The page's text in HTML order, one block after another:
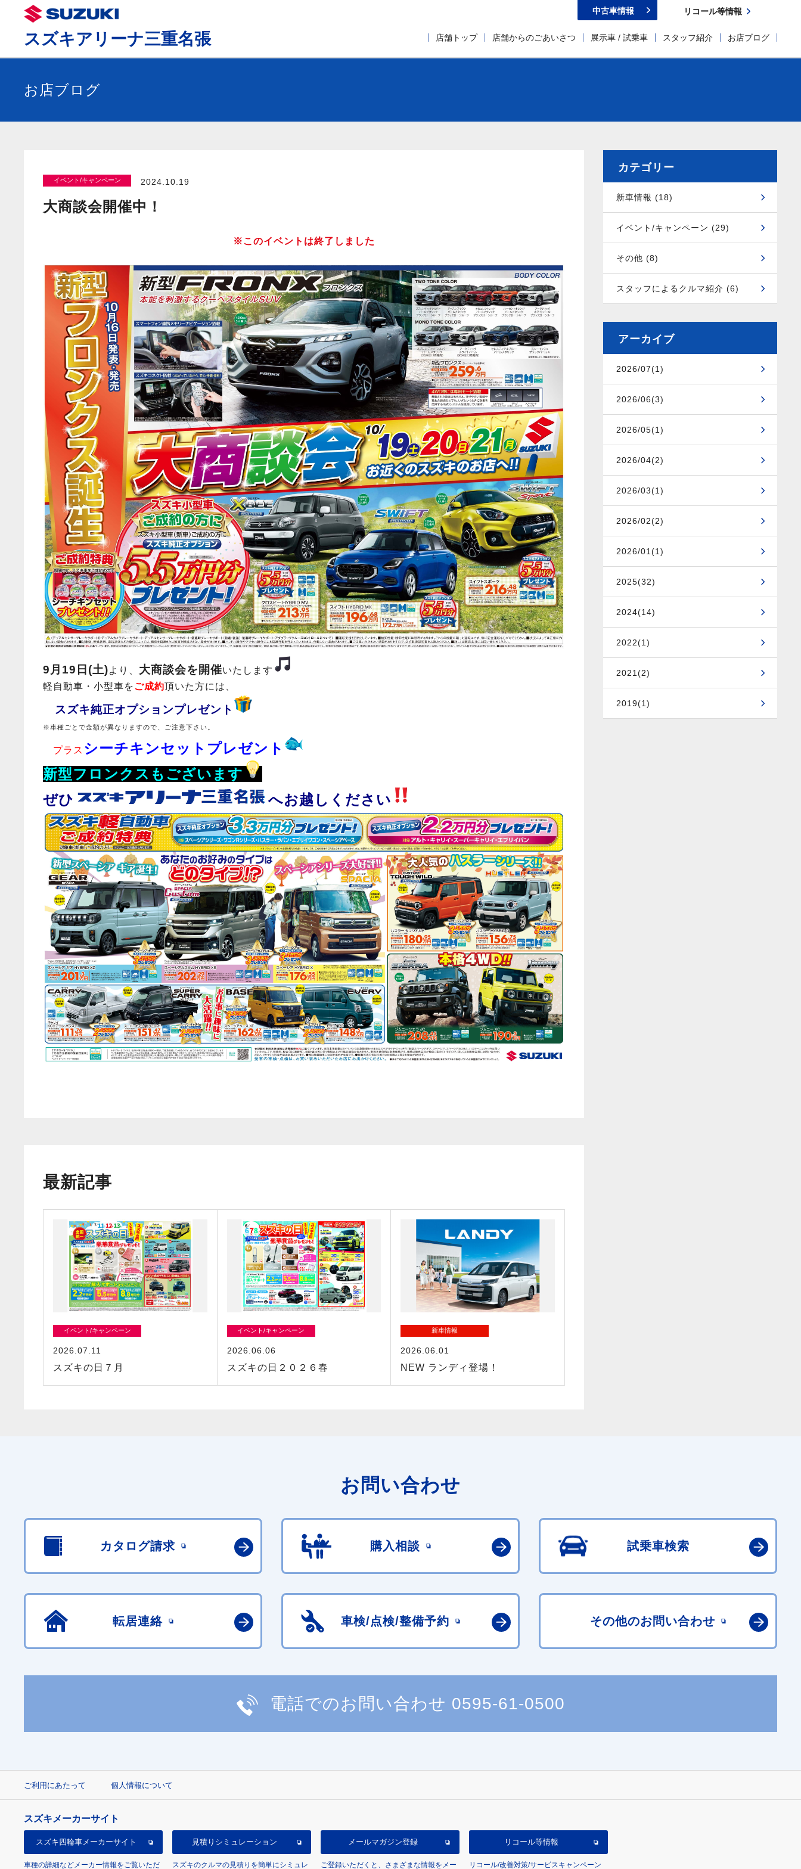
スズキアリーナ三重名張 店舗トップ 店舗からのごあいさつ 展示車 / 試乗車 スタッフ紹介 お店ブログ
中古車情報 リコール等情報
お店ブログ
イベント/キャンペーン 2024.10.19
大商談会開催中！
※このイベントは終了しました
9月19日(土)より、 大商談会を開催いたします
軽自動車・小型車をご成約頂いた方には、
スズキ純正オプションプレゼント
※車種ごとで金額が異なりますので、ご注意下さい。
プラス シーチキンセットプレゼント
新型フロンクスもございます
ぜひ
へお越しください
最新記事
イベント/キャンペーン
2026.07.11
スズキの日７月
イベント/キャンペーン
2026.06.06
スズキの日２０２６春
新車情報
2026.06.01
NEW ランディ登場！
カテゴリー
新車情報 (18)
イベント/キャンペーン (29)
その他 (8)
スタッフによるクルマ紹介 (6)
アーカイブ
2026/07(1)
2026/06(3)
2026/05(1)
2026/04(2)
2026/03(1)
2026/02(2)
2026/01(1)
2025(32)
2024(14)
2022(1)
2021(2)
2019(1)
お問い合わせ
カタログ請求 購入相談 試乗車検索
転居連絡 車検/点検/整備予約 その他のお問い合わせ
電話でのお問い合わせ 0595-61-0500
ご利用にあたって 個人情報について
スズキメーカーサイト
スズキ四輪車メーカーサイト
車種の詳細などメーカー情報をご覧いただ
見積り シミュレーション
スズキのクルマの見積りを簡単にシミュレ
メールマガジン登録
ご登録いただくと、さまざまな情報をメー
リコール等情報
リコール/改善対策/サービスキャンペーン